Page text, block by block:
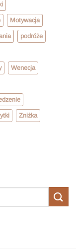
Motywacja
podróże
Wenecja
Zniżka